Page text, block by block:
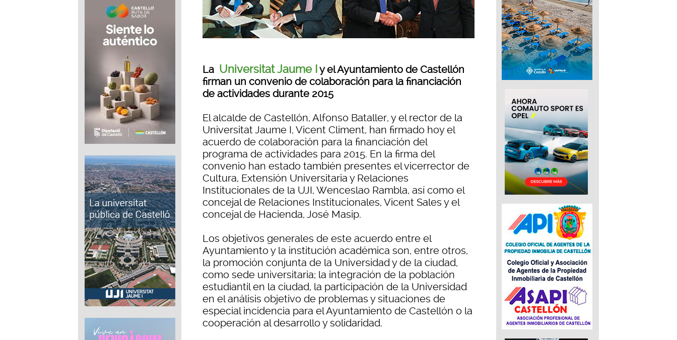
La Universitat Jaume I y el Ayuntamiento de Castellón
firman un convenio de colaboración para la financiación
de actividades durante 2015
El alcalde de Castellón, Alfonso Bataller, y el rector de la
Universitat Jaume I, Vicent Climent, han firmado hoy el
acuerdo de colaboración para la financiación del
programa de actividades para 2015. En la firma del
convenio han estado también presentes el vicerrector de
Cultura, Extensión Universitaria y Relaciones
Institucionales de la UJI, Wenceslao Rambla, así como el
concejal de Relaciones Institucionales, Vicent Sales y el
concejal de Hacienda, José Masip.
Los objetivos generales de este acuerdo entre el
Ayuntamiento y la institución académica son, entre otros,
la promoción conjunta de la Universidad y de la ciudad,
como sede universitaria; la integración de la población
estudiantil en la ciudad, la participación de la Universidad
en el análisis objetivo de problemas y situaciones de
especial incidencia para el Ayuntamiento de Castellón o la
cooperación al desarrollo y solidaridad.